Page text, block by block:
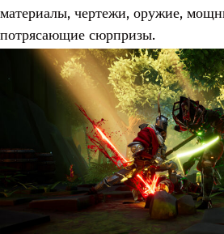
материалы, чертежи, оружие,
потрясающие сюрпризы.